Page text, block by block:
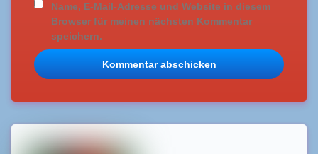
Name, E-Mail-Adresse und Website in diesem
Browser für meinen nächsten Kommentar
speichern.